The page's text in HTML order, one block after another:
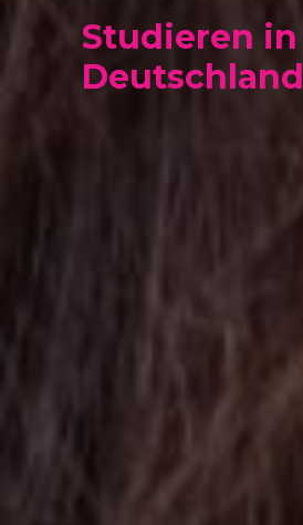
Studieren in
Deutschland